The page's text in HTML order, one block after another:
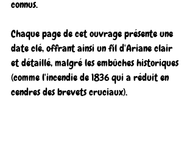
connus.
Chaque page de cet ouvrage présente une
date clé, offrant ainsi un fil d'Ariane clair
et détaillé, malgré les embûches historiques
(comme l'incendie de 1836 qui a réduit en
cendres des brevets cruciaux).